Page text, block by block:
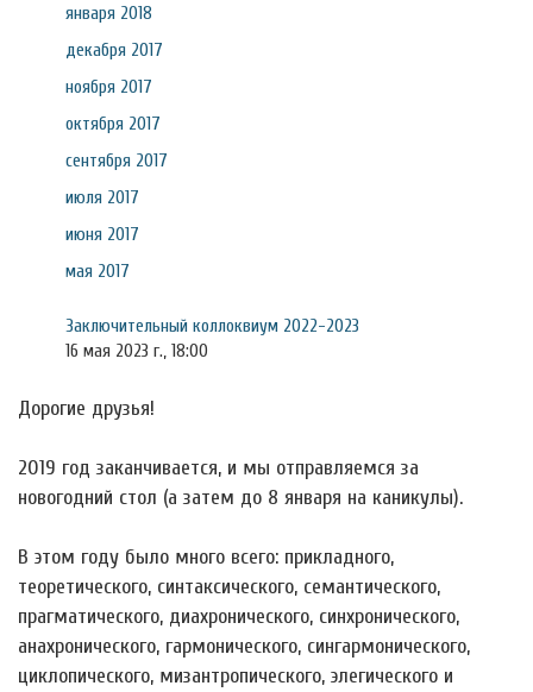
января 2018
декабря 2017
ноября 2017
октября 2017
сентября 2017
июля 2017
июня 2017
мая 2017
Заключительный коллоквиум 2022-2023
16 мая 2023 г., 18:00
Дорогие друзья!
2019 год заканчивается, и мы отправляемся за
новогодний стол (а затем до 8 января на каникулы).
В этом году было много всего: прикладного,
теоретического, синтаксического, семантического,
прагматического, диахронического, синхронического,
анахронического, гармонического, сингармонического,
циклопического, мизантропического, элегического и